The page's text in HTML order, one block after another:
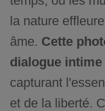
la nature
âme. Cette
dialogue
capturant
et de la liberté.